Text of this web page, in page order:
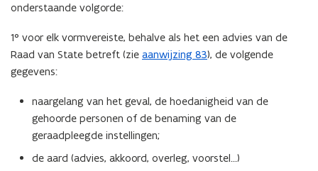
onderstaande volgorde:
1° voor elk vormvereiste, behalve als het een advies van de
Raad van State betreft (zie aanwijzing 83), de volgende
gegevens:
naargelang van het geval, de hoedanigheid van de
gehoorde personen of de benaming van de
geraadpleegde instellingen;
de aard (advies, akkoord, overleg, voorstel...)